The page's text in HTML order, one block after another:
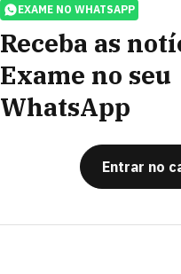
EXAME NO WHATSAPP
Receba as
Exame no seu
WhatsApp
Entrar no